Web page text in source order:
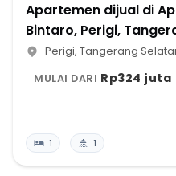
Apartemen dijual di
Bintaro, Perigi,
Perigi, Tangerang
MULAI DARI Rp324 juta
1 1